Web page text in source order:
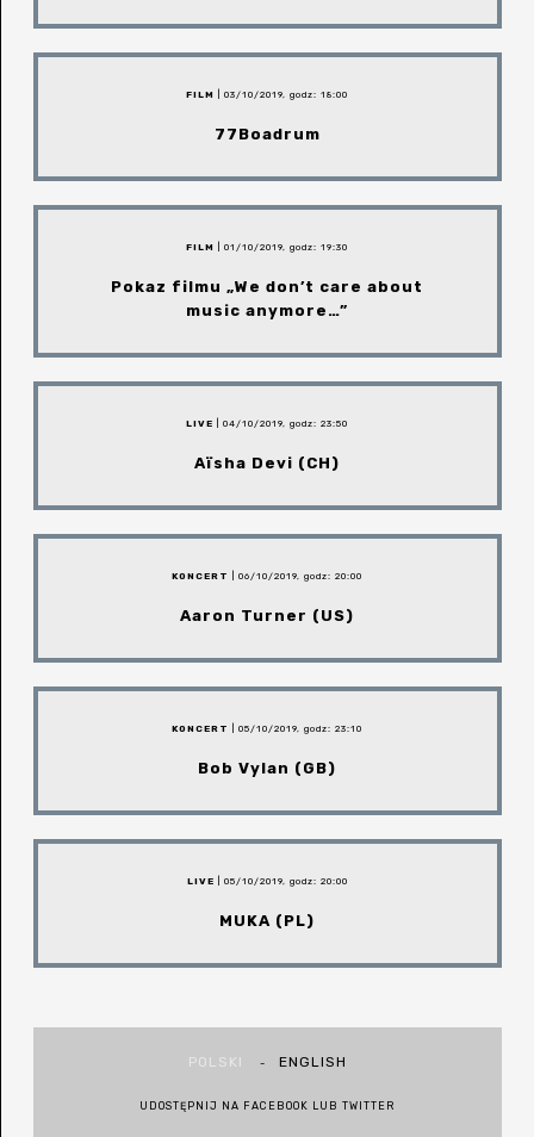
FILM | 03/10/2019, godz: 18:00
77Boadrum
FILM | 01/10/2019, godz: 19:30
Pokaz filmu „We don’t care about
music anymore…”
LIVE | 04/10/2019, godz: 23:50
Aïsha Devi (CH)
KONCERT | 06/10/2019, godz: 20:00
Aaron Turner (US)
KONCERT | 05/10/2019, godz: 23:10
Bob Vylan (GB)
LIVE | 05/10/2019, godz: 20:00
MUKA (PL)
POLSKI - ENGLISH
UDOSTĘPNIJ NA FACEBOOK LUBTWITTER